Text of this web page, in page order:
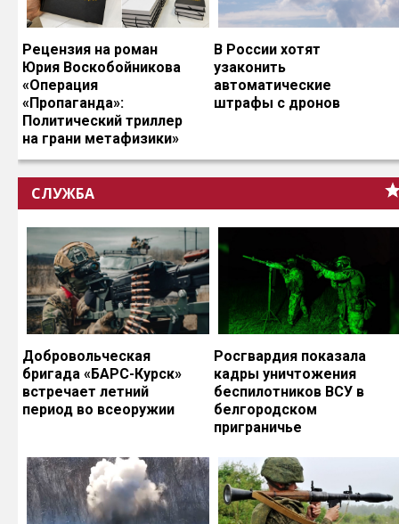
Рецензия на роман
Юрия Воскобойникова
«Операция
«Пропаганда»:
Политический триллер
на грани метафизики»
В России хотят
узаконить
автоматические
штрафы с дронов
СЛУЖБА
Добровольческая
бригада «БАРС-Курск»
встречает летний
период во всеоружии
Росгвардия показала
кадры уничтожения
беспилотников ВСУ в
белгородском
приграничье